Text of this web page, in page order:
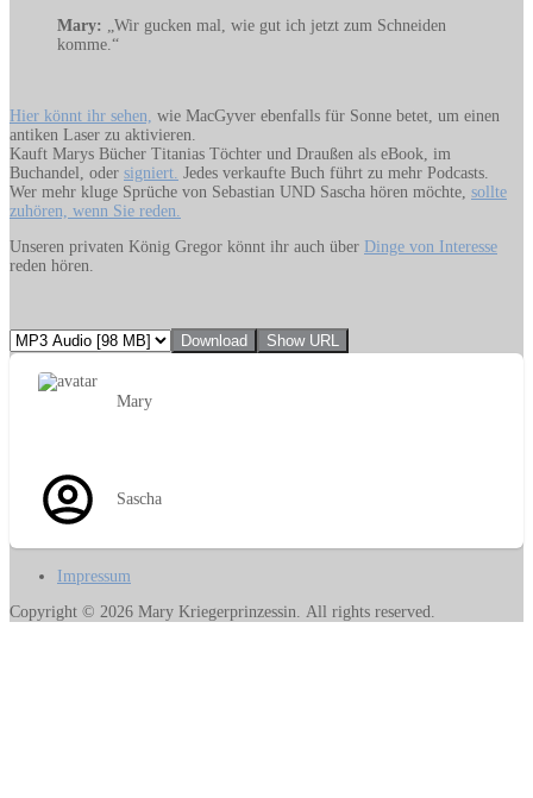
Mary:
„Wir gucken mal, wie gut ich jetzt zum Schneiden
komme.“
Hier könnt ihr sehen, wie MacGyver ebenfalls für Sonne betet, um einen
antiken Laser zu aktivieren.
Kauft Marys Bücher Titanias Töchter und Draußen als eBook, im
Buchandel, oder signiert. Jedes verkaufte Buch führt zu mehr Podcasts.
Wer mehr kluge Sprüche von Sebastian UND Sascha hören möchte, sollte
zuhören, wenn Sie reden.
Unseren privaten König Gregor könnt ihr auch über Dinge von Interesse
reden hören.
Download Show URL
Mary
Sascha
Impressum
Copyright © 2026 Mary Kriegerprinzessin. All rights reserved.